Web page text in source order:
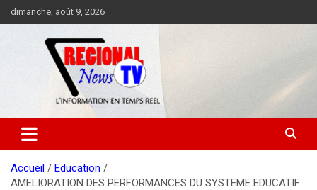
Aller
au
dimanche, août 9, 2026
Accueil
Education
AMELIORATION DES PERFORMANCES DU SYSTEME EDUCATIF